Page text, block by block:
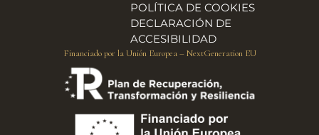
POLÍTICA DE COOKIES
DECLARACIÓN DE
ACCESIBILIDAD
Financiado por la Unión Europea – NextGeneration EU